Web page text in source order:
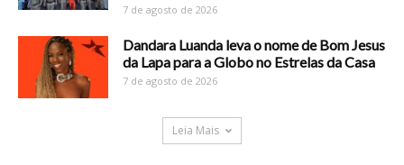
7 de agosto de 2026
Dandara Luanda leva o nome de Bom Jesus
da Lapa para a Globo no Estrelas da Casa
7 de agosto de 2026
Leia Mais